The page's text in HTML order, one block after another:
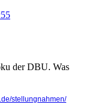
der DBU. Was
stellungnahmen/